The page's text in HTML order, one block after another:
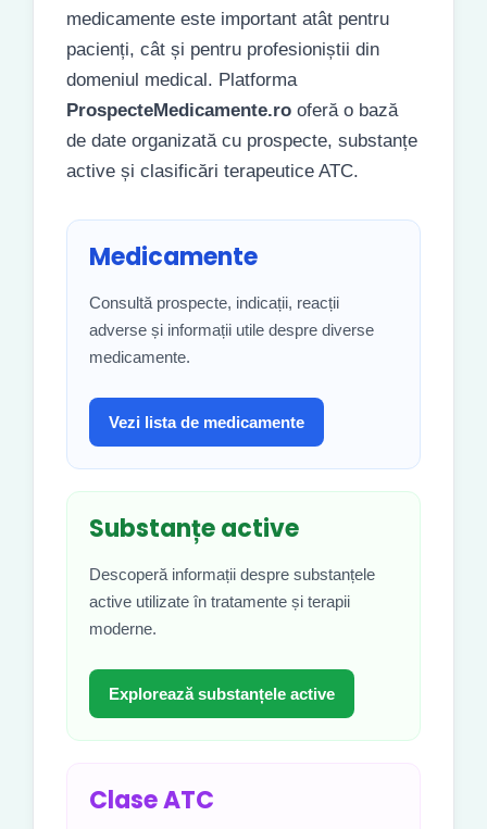
medicamente este important atât pentru
pacienți, cât și pentru profesioniștii din
domeniul medical. Platforma
ProspecteMedicamente.ro oferă o bază
de date organizată cu prospecte, substanțe
active și clasificări terapeutice ATC.
Medicamente
Consultă prospecte, indicații, reacții
adverse și informații utile despre diverse
medicamente.
Vezi lista de medicamente
Substanțe active
Descoperă informații despre substanțele
active utilizate în tratamente și terapii
moderne.
Explorează substanțele active
Clase ATC